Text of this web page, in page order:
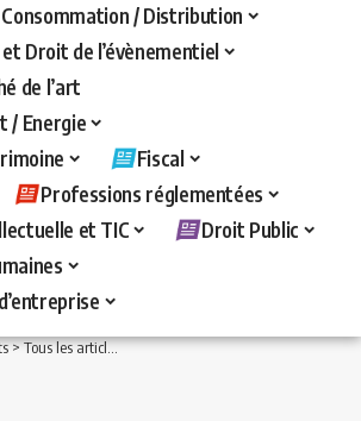
/ Distribution
Droit de l’évènementiel
de l’art
/ Energie
Fiscal
Professions réglementées
et TIC
Droit Public
>Tous les articles >Fiscal>IR>Dans quelle catégorie